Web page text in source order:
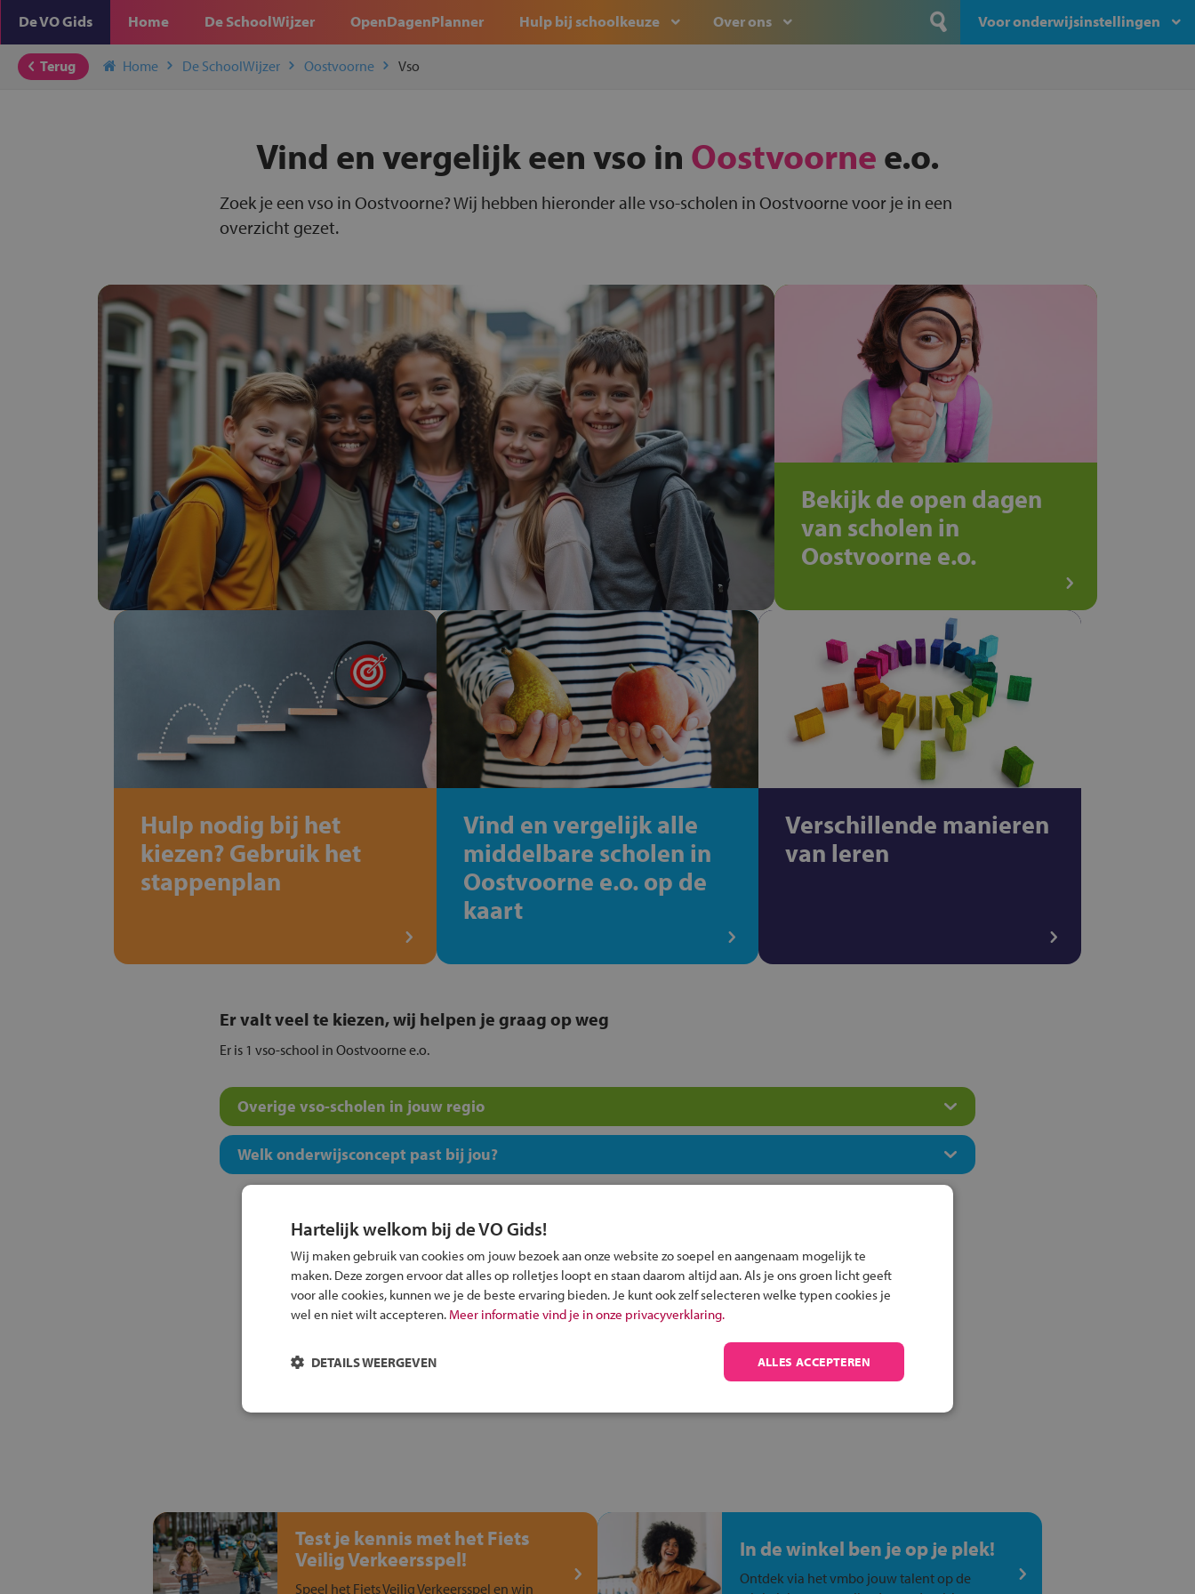
De VO Gids Home De SchoolWijzer OpenDagenPlanner Hulp bij schoolkeuze Over ons Voor onderwijsinstellingen
Terug Home De SchoolWijzer Oostvoorne Vso
Vind en vergelijk een vso in Oostvoornee.o.
Zoek je een vso in Oostvoorne? Wij hebben hieronder alle vso-scholen in Oostvoorne voor je in een
overzicht gezet.
Bekijk de open dagen
van scholen in
Oostvoorne e.o.
Hulp nodig bij het
kiezen? Gebruik het
stappenplan
Vind en vergelijk alle
middelbare scholen in
Oostvoorne e.o. op de
kaart
Verschillende manieren
van leren
Er valt veel te kiezen, wij helpen je graag op weg
Er is 1 vso-school in Oostvoorne e.o.
Overige vso-scholen in jouw regio
Welk onderwijsconcept past bij jou?
Inschrijven?
Alle informatie om je kind aan te melden bij
Test je kennis met het Fiets
Veilig Verkeersspel!
Speel het Fiets Veilig Verkeersspel en win
In de winkel ben je op je plek!
Ontdek via het vmbo jouw talent op de
Hartelijk welkom bij de VO Gids!
Wij maken gebruik van cookies om jouw bezoek aan onze website zo soepel en aangenaam mogelijk te
maken. Deze zorgen ervoor dat alles op rolletjes loopt en staan daarom altijd aan. Als je ons groen licht geeft
voor alle cookies, kunnen we je de beste ervaring bieden. Je kunt ook zelf selecteren welke typen cookies je
wel en niet wilt accepteren. Meer informatie vind je in onze privacyverklaring.
ALLES ACCEPTEREN
DETAILS WEERGEVEN